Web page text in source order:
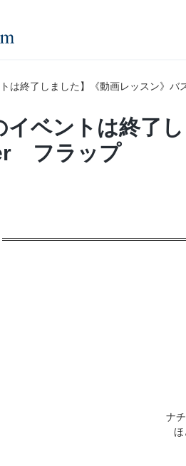
ィフィシャ
フェイクグ
ディスプレ
トは終了しました】《動画レッスン》
イベントは終了
フラップ
ナ
ほ